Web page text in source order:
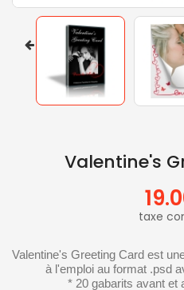
Valentine's
taxe
Valentine's Greeting Card est
à l'emploi au format .psd
* 20 gabarits avant et